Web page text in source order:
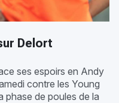
Delort
ses espoirs en Andy
contre les Young
phase de poules de la